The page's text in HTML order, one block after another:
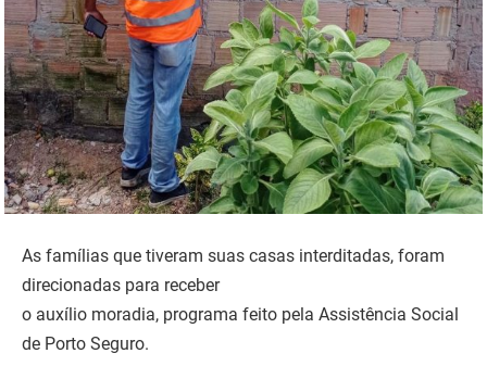
As famílias que tiveram suas casas interditadas, foram
direcionadas para receber
o auxílio moradia, programa feito pela Assistência Social
de Porto Seguro.